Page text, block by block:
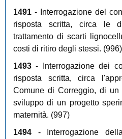
1491- Interrogazione del
risposta scritta, circa le
trattamento di scarti
costi di ritiro degli stessi. (996)
1493- Interrogazione dei
risposta scritta, circa
Comune di Correggio, di
sviluppo di un progetto
maternità. (997)
1494- Interrogazione